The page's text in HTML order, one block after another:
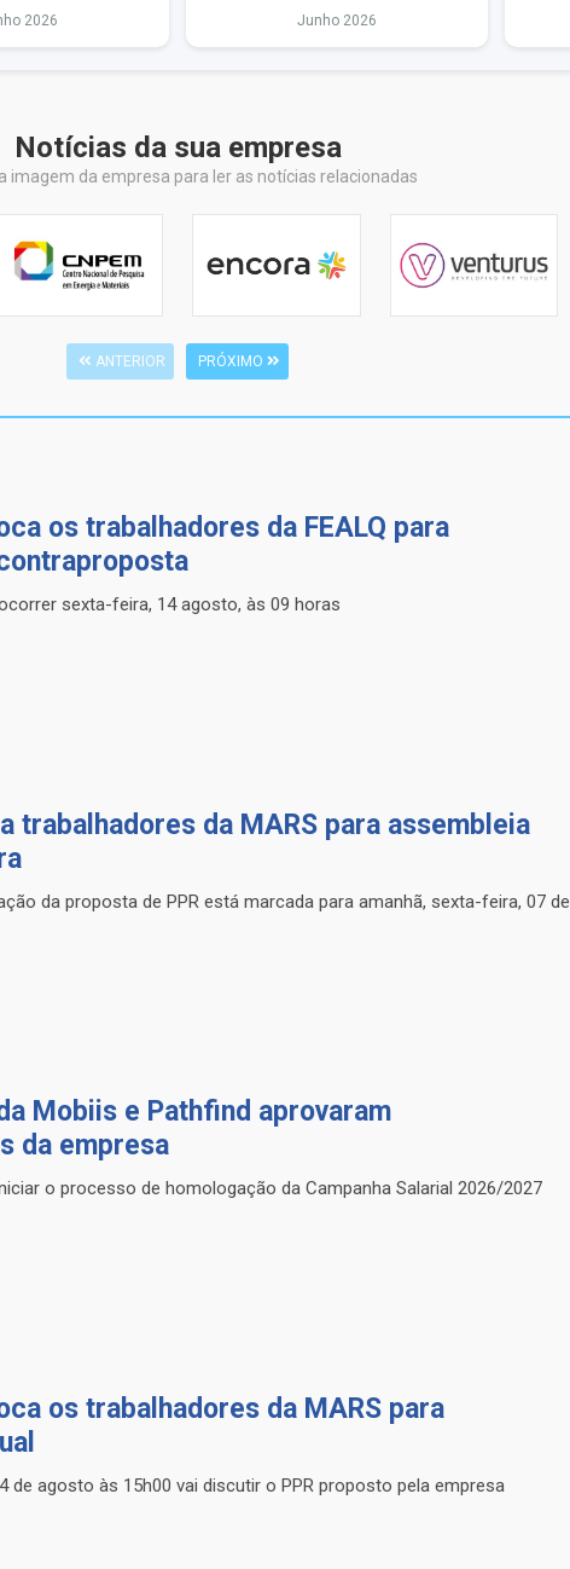
Notícias da sua empresa
imagem da empresa para ler as notícias relacionadas
ANTERIOR PRÓXIMO
os trabalhadores da FEALQ para
sexta-feira, 14 agosto, às 09 horas
trabalhadores da MARS para assembleia
da proposta de PPR está marcada para amanhã, sexta-feira, 07 de
Mobiis e Pathfind aprovaram
da empresa
o processo de homologação da Campanha Salarial 2026/2027
os trabalhadores da MARS para
de agosto às 15h00 vai discutir o PPR proposto pela empresa